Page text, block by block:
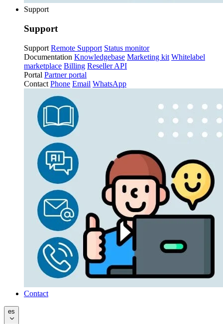
Support
Support
Support Remote Support Status monitor
Documentation Knowledgebase Marketing kit Whitelabel
marketplace Billing Reseller API
Portal Partner portal
Contact Phone Email WhatsApp
Contact
es